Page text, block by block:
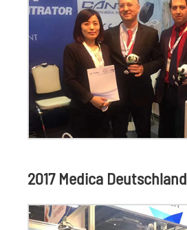
2017 Medica Deutschland